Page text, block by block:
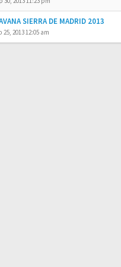
SIERRA DE MADRID 2013
25, 2013 12:05 am